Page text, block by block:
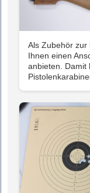
Als Zubehör zur
Ihnen einen
anbieten. Damit